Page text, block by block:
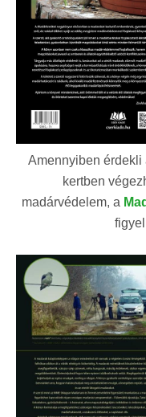
Amennyiben érdekli
kertben
madárvédelem, a